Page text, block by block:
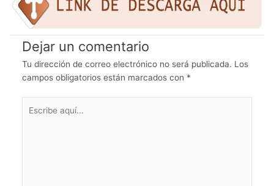
Dejar un comentario
Tu dirección de correo electrónico no será publicada. Los
campos obligatorios están marcados con *
aquí...